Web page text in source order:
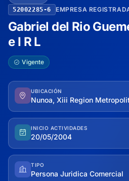
52002285-6 EMPRESA
Gabriel del Rio
e I R L
Vigente
UBICACIÓN
Nunoa, Xiii Region
INICIO ACTIVIDADES
20/05/2004
TIPO
Persona Juridica Comercial